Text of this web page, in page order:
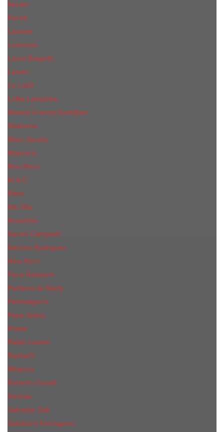
КиLian
Kenzo
Lacoste
Lancome
Laura Biagiotti
Lanvin
Lе Lab0
Lolita Lempicka
Maison Francis Kurkdjian
Madonna
Marc Jacobs
Mancera
Max Mara
M.А.C.
Mexx
Miu Miu
Mоsсhino
Naomi Campbell
Narciso Rodriguez
Nina Ricci
Paco Rabanne
Parfums de Marly
Penhaligon's
Pepe Jeans
Prada
Ralph Lauren
RicHarD
Rihanna
Roberto Cavalli
Rochas
Salvador Dali
Salvatore Ferragamo